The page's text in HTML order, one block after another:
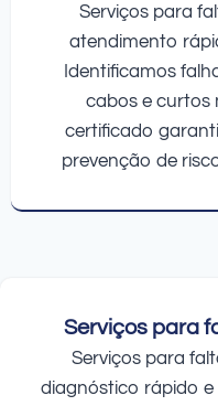
Serviços para
atendimento
Identificamos
cabos e curtos
certificado
prevenção de
Serviços para
Serviços para
diagnóstico rápido e